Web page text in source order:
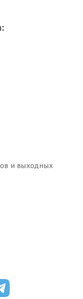
и выходных